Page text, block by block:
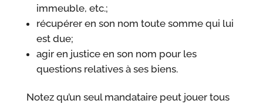
immeuble, etc.;
récupérer en son nom toute somme qui lui
est due;
agir en justice en son nom pour les
questions relatives à ses biens.
Notez qu’un seul mandataire peut jouer tous